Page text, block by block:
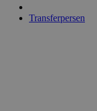
Transferpersen